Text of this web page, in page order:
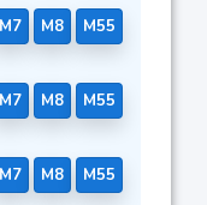
M7 M8 M55
M7 M8 M55
M7 M8 M55